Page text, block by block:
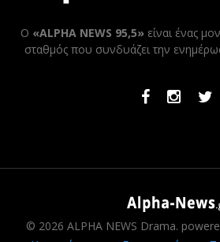
Ο «ALPHA NEWS 95,5» είναι ένας
σταθμός που συνδυάζει την
FacebookInstagram
© 2026 ALPHA NEWS Drama.